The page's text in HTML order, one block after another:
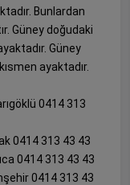
Bunlardan
Güney doğudaki
Güney
ayaktadır.
0414 313
0414 313 43 43
0414 313 43 43
0414 313 43